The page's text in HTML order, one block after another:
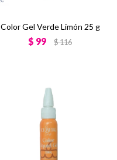
Color Gel Verde Limón 25 g
$ 99 $116